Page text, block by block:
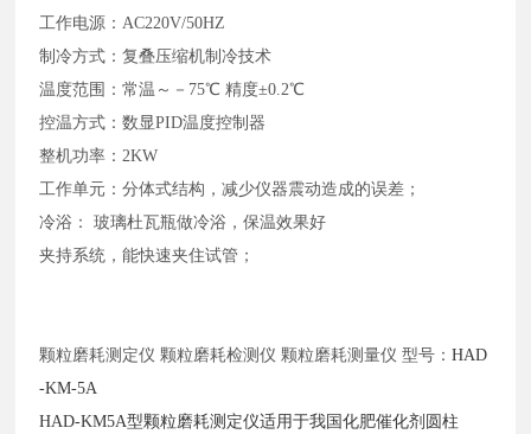
工作电源： AC220V/50HZ
制冷方式：复叠压缩机制冷技术
温度范围：常温～－ 75℃ 精度±0.2℃
控温方式：数显PID温度控制器
整机功率： 2KW
工作单元：分体式结构，减少仪器震动造成的误差；
冷浴：
玻璃杜瓦瓶做冷浴，保温效果好
夹持系统，能快速夹住试管；
颗粒磨耗测定仪 颗粒磨耗检测仪 颗粒磨耗测量仪 型号：HAD
-KM-5A
HAD-KM5A型颗粒磨耗测定仪适用于我国化肥催化剂圆柱